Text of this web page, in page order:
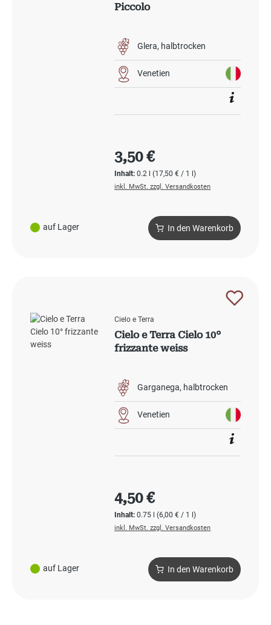
auf Lager
Piccolo
Glera halbtrocken
Venetien
Inhalt:0.2 l(17,50 € / 1 l)
Regulärer Preis:
3,50 €
inkl. MwSt. zzgl. Versandkosten
In den Warenkorb
auf Lager
Cielo e Terra
Cielo e Terra Cielo 10°
frizzante weiss
Garganega halbtrocken
Venetien
Inhalt:0.75 l(6,00 € / 1 l)
Regulärer Preis:
4,50 €
inkl. MwSt. zzgl. Versandkosten
In den Warenkorb